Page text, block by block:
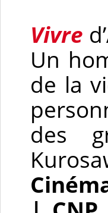
Vivre
Un
de la
des